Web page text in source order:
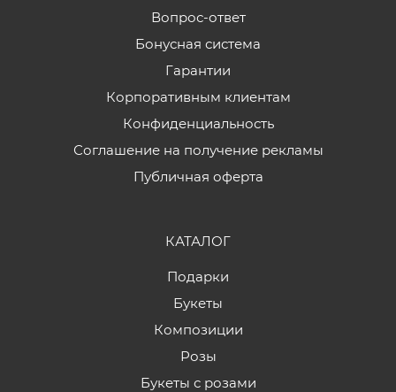
Вопрос-ответ
Бонусная система
Гарантии
Корпоративным клиентам
Конфиденциальность
Соглашение на получение рекламы
Публичная оферта
КАТАЛОГ
Подарки
Букеты
Композиции
Розы
Букеты с розами